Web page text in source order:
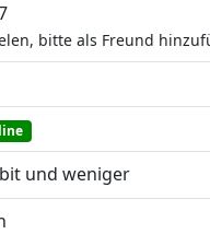
bitte als Freund
und weniger